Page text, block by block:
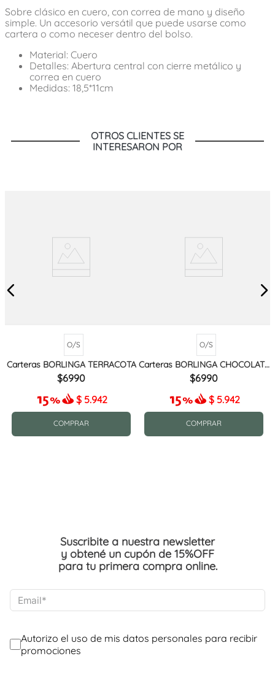
Sobre clásico en cuero, con correa de mano y diseño
simple. Un accesorio versátil que puede usarse como
cartera o como neceser dentro del bolso.
Material: Cuero
Detalles: Abertura central con cierre metálico y
correa en cuero
Medidas: 18,5*11cm
OTROS CLIENTES SE
INTERESARON POR
O/S
Carteras BORLINGA TERRACOTA
6990
$ 5.942
COMPRAR
O/S
Carteras BORLINGA CHOCOLATE
MIX
6990
$ 5.942
COMPRAR
Suscribite a nuestra newsletter
y obtené un cupón de 15%OFF
para tu primera compra online.